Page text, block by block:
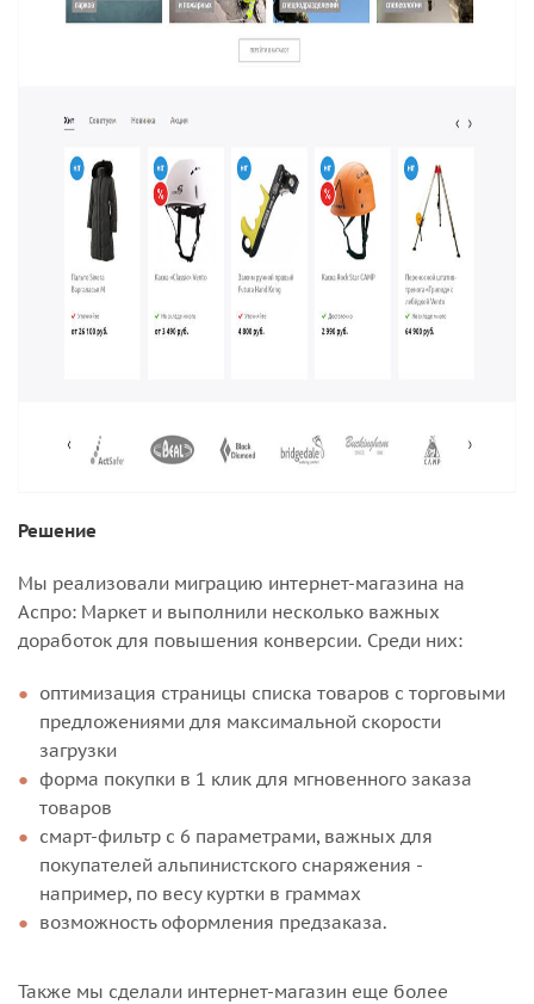
Решение
Мы реализовали миграцию интернет-магазина на
Аспро: Маркет и выполнили несколько важных
доработок для повышения конверсии. Среди них:
оптимизация страницы списка товаров с торговыми
предложениями для максимальной скорости
загрузки
форма покупки в 1 клик для мгновенного заказа
товаров
смарт-фильтр с 6 параметрами, важных для
покупателей альпинистского снаряжения -
например, по весу куртки в граммах
возможность оформления предзаказа.
Также мы сделали интернет-магазин еще более